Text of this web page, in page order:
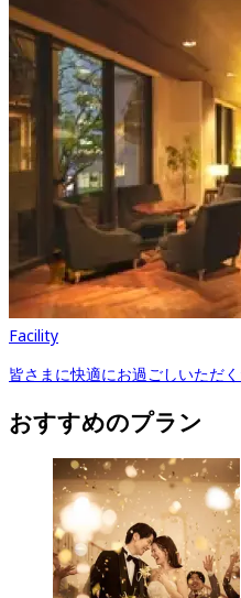
Facility
皆さまに快適にお過ごしいただ
おすすめのプラン